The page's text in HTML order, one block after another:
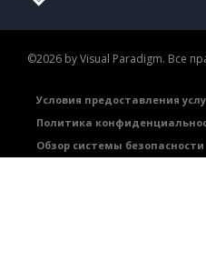
©2026 by Visual Paradigm. Все
Условия предоставления
Политика
Обзор системы безопасности